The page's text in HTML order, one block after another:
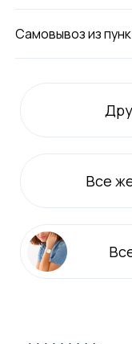
Самовывоз из
Все